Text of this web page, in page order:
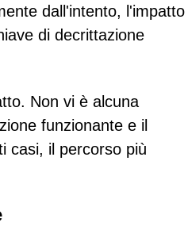
dall'intento, l'impatto
di decrittazione
Non vi è alcuna
funzionante e il
casi, il percorso più